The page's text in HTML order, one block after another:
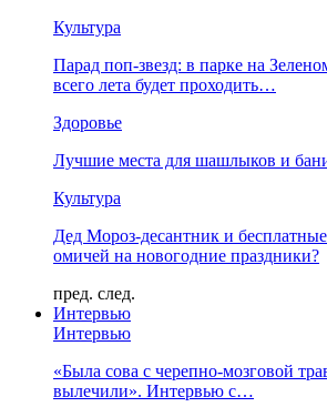
Культура
Парад поп-звезд: в парке на
всего лета будет проходить…
Здоровье
Лучшие места для шашлыков и
Культура
Дед Мороз-десантник и
омичей на новогодние праздники?
пред. след.
Интервью
Интервью
«Была сова с черепно-мозговой
вылечили». Интервью с…